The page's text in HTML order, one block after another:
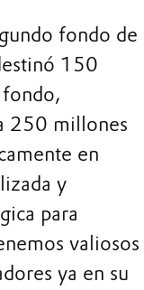
fondo de
150
250 millones
en
y
para
valiosos
ya en su